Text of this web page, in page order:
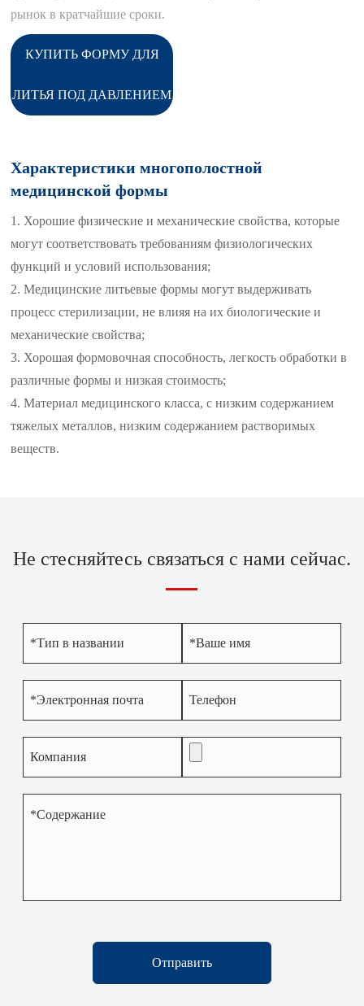
рынок в кратчайшие сроки.
КУПИТЬ ФОРМУ ДЛЯ
ЛИТЬЯ ПОД ДАВЛЕНИЕМ
Характеристики многополостной
медицинской формы
1. Хорошие физические и механические свойства, которые
могут соответствовать требованиям физиологических
функций и условий использования;
2. Медицинские литьевые формы могут выдерживать
процесс стерилизации, не влияя на их биологические и
механические свойства;
3. Хорошая формовочная способность, легкость обработки в
различные формы и низкая стоимость;
4. Материал медицинского класса, с низким содержанием
тяжелых металлов, низким содержанием растворимых
веществ.
Не стесняйтесь связаться с нами сейчас.
Отправить